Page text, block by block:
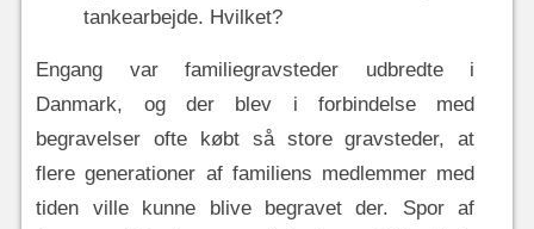
tankearbejde. Hvilket?
Engang var familiegravsteder udbredte i
Danmark, og der blev i forbindelse med
begravelser ofte købt så store gravsteder, at
flere generationer af familiens medlemmer med
tiden ville kunne blive begravet der. Spor af